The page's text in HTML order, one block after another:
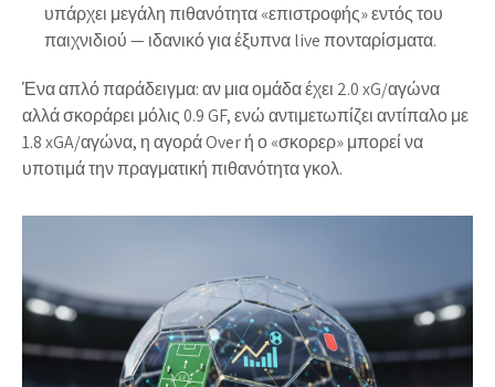
υπάρχει μεγάλη πιθανότητα «επιστροφής» εντός του
παιχνιδιού — ιδανικό για έξυπνα live πονταρίσματα.
Ένα απλό παράδειγμα: αν μια ομάδα έχει 2.0 xG/αγώνα
αλλά σκοράρει μόλις 0.9 GF, ενώ αντιμετωπίζει αντίπαλο με
1.8 xGA/αγώνα, η αγορά Over ή ο «σκορερ» μπορεί να
υποτιμά την πραγματική πιθανότητα γκολ.